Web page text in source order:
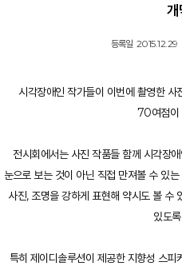
등록일 2015.12.29
시각장애인 작가들이 이번에 촬영한
70여점이
전시회에서는 사진 작품들 함께 시각장
눈으로 보는 것이 아닌 직접 만져볼 수 있
사진, 조명을 강하게 표현해 약시도 볼 수
있도
특히 제이디솔루션이 제공한 지향성 스